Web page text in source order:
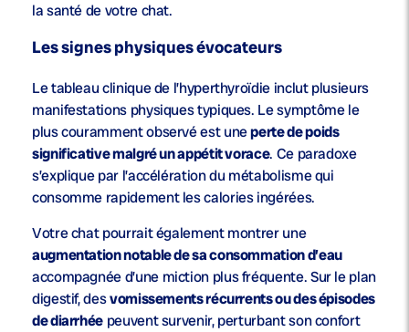
la santé de votre chat.
Les signes physiques évocateurs
Le tableau clinique de l’hyperthyroïdie inclut plusieurs
manifestations physiques typiques. Le symptôme le
plus couramment observé est uneperte de poids
significative malgré un appétit vorace. Ce paradoxe
s’explique par l’accélération du métabolisme qui
consomme rapidement les calories ingérées.
Votre chat pourrait également montrer une
augmentation notable de sa consommation d’eau
accompagnée d’une miction plus fréquente. Sur le plan
digestif, desvomissements récurrents ou des épisodes
de diarrhée peuvent survenir, perturbant son confort